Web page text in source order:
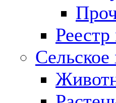
Сельское